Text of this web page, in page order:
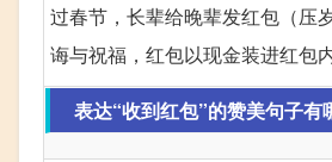
过春节，长辈给晚辈发红包（压
诲与祝福，红包以现金装进红包
表达“收到红包”的赞美句子有